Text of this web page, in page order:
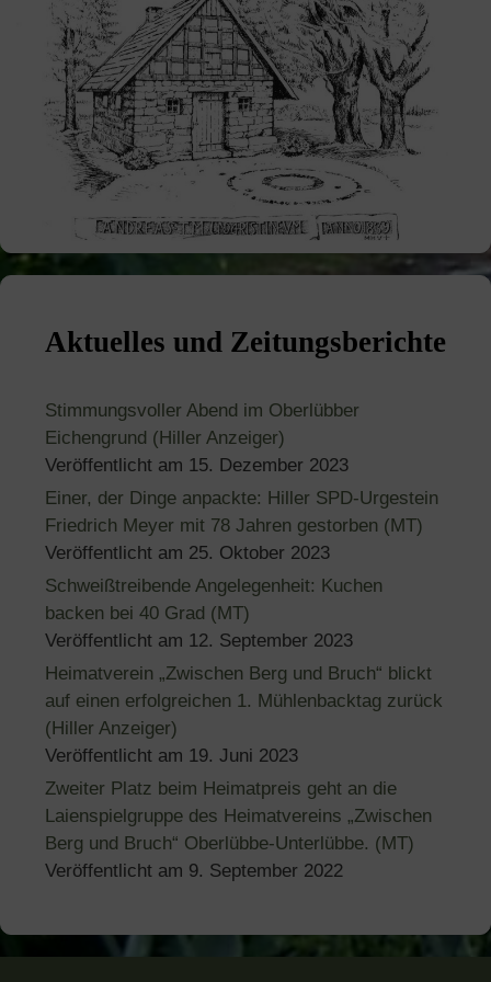
Aktuelles und Zeitungsberichte
Stimmungsvoller Abend im Oberlübber
Eichengrund (Hiller Anzeiger)
Veröffentlicht am 15. Dezember 2023
Einer, der Dinge anpackte: Hiller SPD-Urgestein
Friedrich Meyer mit 78 Jahren gestorben (MT)
Veröffentlicht am 25. Oktober 2023
Schweißtreibende Angelegenheit: Kuchen
backen bei 40 Grad (MT)
Veröffentlicht am 12. September 2023
Heimatverein „Zwischen Berg und Bruch“ blickt
auf einen erfolgreichen 1. Mühlenbacktag zurück
(Hiller Anzeiger)
Veröffentlicht am 19. Juni 2023
Zweiter Platz beim Heimatpreis geht an die
Laienspielgruppe des Heimatvereins „Zwischen
Berg und Bruch“ Oberlübbe-Unterlübbe. (MT)
Veröffentlicht am 9. September 2022